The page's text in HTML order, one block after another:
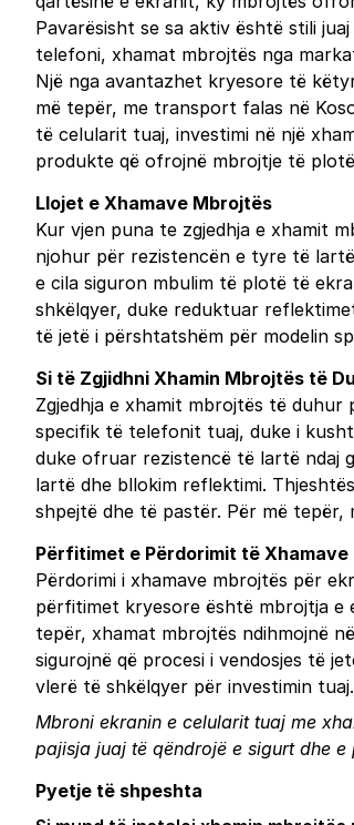
Pavarësisht se sa aktiv është stili
telefoni, xhamat mbrojtës nga
Një nga avantazhet kryesore të
më tepër, me transport falas në
të celularit tuaj, investimi në një
produkte që ofrojnë mbrojtje të
Llojet e Xhamave Mbrojtës
Kur vjen puna te zgjedhja e xhamit
njohur për rezistencën e tyre të
e cila siguron mbulim të plotë të
shkëlqyer, duke reduktuar
të jetë i përshtatshëm për modelin
Si të Zgjidhni Xhamin Mbrojtës të
Zgjedhja e xhamit mbrojtës të
specifik të telefonit tuaj, duke i
duke ofruar rezistencë të lartë ndaj
lartë dhe bllokim reflektimi.
shpejtë dhe të pastër. Për më
Përfitimet e Përdorimit të
Përdorimi i xhamave mbrojtës për
përfitimet kryesore është mbrojtja e
tepër, xhamat mbrojtës ndihmojnë
sigurojnë që procesi i vendosjes të
vlerë të shkëlqyer për investimin tuaj.
Mbroni ekranin e celularit tuaj me
pajisja juaj të qëndrojë e sigurt dhe e
Pyetje të shpeshta